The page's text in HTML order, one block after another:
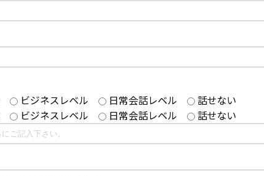
ビジネスレベル 日常会話レベル
話せない
ビジネスレベル 日常会話レベル 話せない